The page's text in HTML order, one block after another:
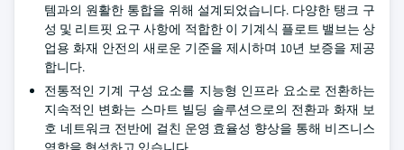
템과의 원활한 통합을 위해 설계되었습니다. 다양한 탱크 구
성 및 리트핏 요구 사항에 적합한 이 기계식 플로트 밸브는 상
업용 화재 안전의 새로운 기준을 제시하며 10년 보증을 제공
합니다.
전통적인 기계 구성 요소를 지능형 인프라 요소로 전환하는
지속적인 변화는 스마트 빌딩 솔루션으로의 전환과 화재 보
호 네트워크 전반에 걸친 운영 효율성 향상을 통해 비즈니스